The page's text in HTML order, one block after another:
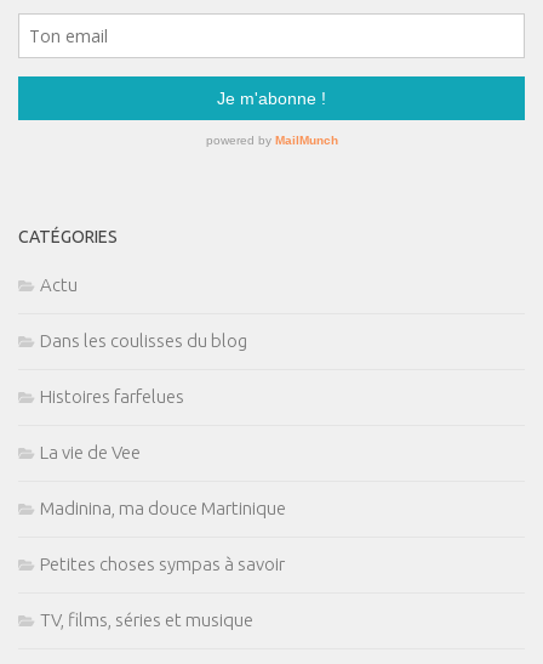
CATÉGORIES
Actu
Dans les coulisses du blog
Histoires farfelues
La vie de Vee
Madinina, ma douce Martinique
Petites choses sympas à savoir
TV, films, séries et musique